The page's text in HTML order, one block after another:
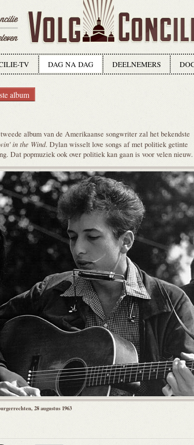
TV DAG NA DAG DEELNEMERS
album
album van de Amerikaanse songwriter zal het bekendste
in the Wind. Dylan wisselt love songs af met politiek getinte
Dat popmuziek ook over politiek kan gaan is voor velen nieuw.
28 augustus 1963